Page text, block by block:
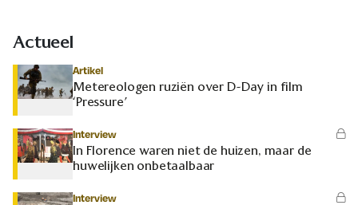
Actueel
Artikel
Metereologen ruziën over D-Day in film
‘Pressure’
Interview
In Florence waren niet de huizen, maar de
huwelijken onbetaalbaar
Interview